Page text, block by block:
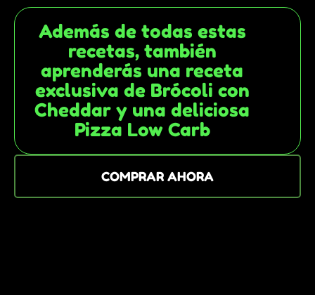
Además de todas estas
recetas, también
aprenderás una receta
exclusiva de Brócoli con
Cheddar y una deliciosa
Pizza Low Carb
COMPRAR AHORA